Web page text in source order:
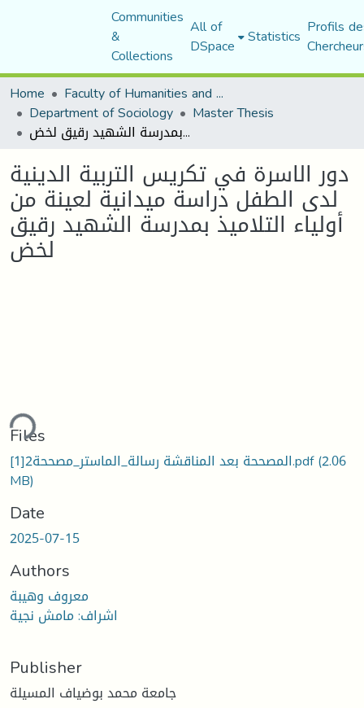
Communities
&
Collections
All of
DSpace Statistics Profils
Home
Faculty of Humanities and Social Sciences
Department of Sociology Master Thesis
دور الاسرة في تكريس التربية الدينية لدى الطفل دراسة ميدانية لعينة من أولياء التلاميذ بمدرسة الشهيد رقيق لخض
دور الاسرة في تكريس التربية الدينية
لدى الطفل دراسة ميدانية لعينة من
أولياء التلاميذ بمدرسة الشهيد رقيق
لخض
Files
المصححة بعد المناقشة رسالة_الماستر_مصححة2[1].pdf(2.06
MB)
Date
2025-07-15
Authors
معروف وهيبة
اشراف: مامش نجية
Publisher
جامعة محمد بوضياف المسيلة